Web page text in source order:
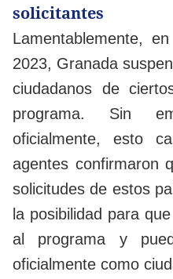
solicitantes
Lamentablemente,
2023, Granada
ciudadanos de
programa. Sin
oficialmente, esto
agentes confirmaron
solicitudes de estos
la posibilidad para
al programa y
oficialmente como